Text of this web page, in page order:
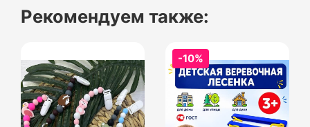
Рекомендуем также:
-10%